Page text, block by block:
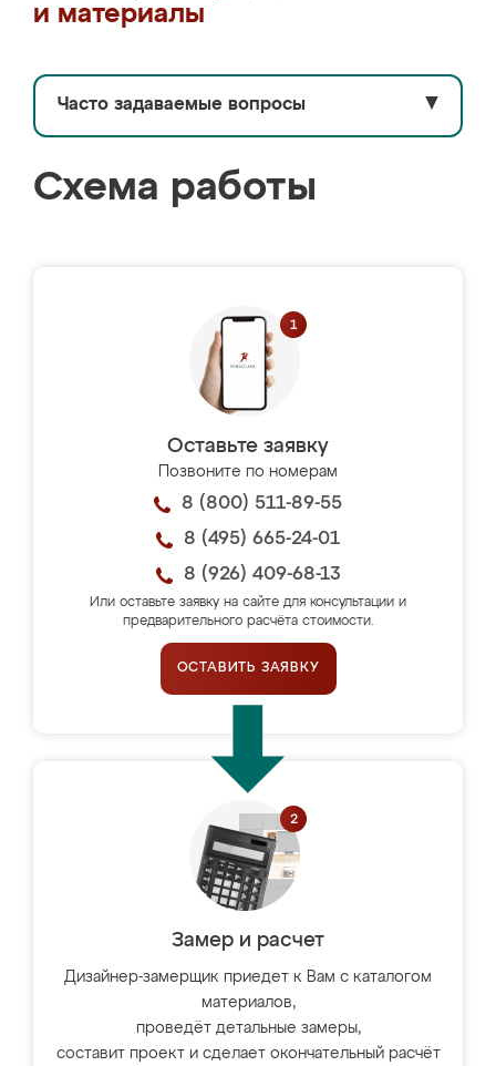
и материалы
Часто задаваемые вопросы ▼
Схема работы
Оставьте заявку
Позвоните по номерам
8 (800) 511-89-55
8 (495) 665-24-01
8 (926) 409-68-13
Или оставьте заявку на сайте для консультации и
предварительного расчёта стоимости.
ОСТАВИТЬ ЗАЯВКУ
Замер и расчет
Дизайнер-замерщик приедет к Вам с каталогом
материалов,
проведёт детальные замеры,
составит проект и сделает окончательный расчёт